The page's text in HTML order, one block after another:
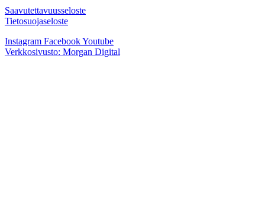
Saavutettavuusseloste
Tietosuojaseloste
Instagram FacebookYoutube
Verkkosivusto: Morgan Digital